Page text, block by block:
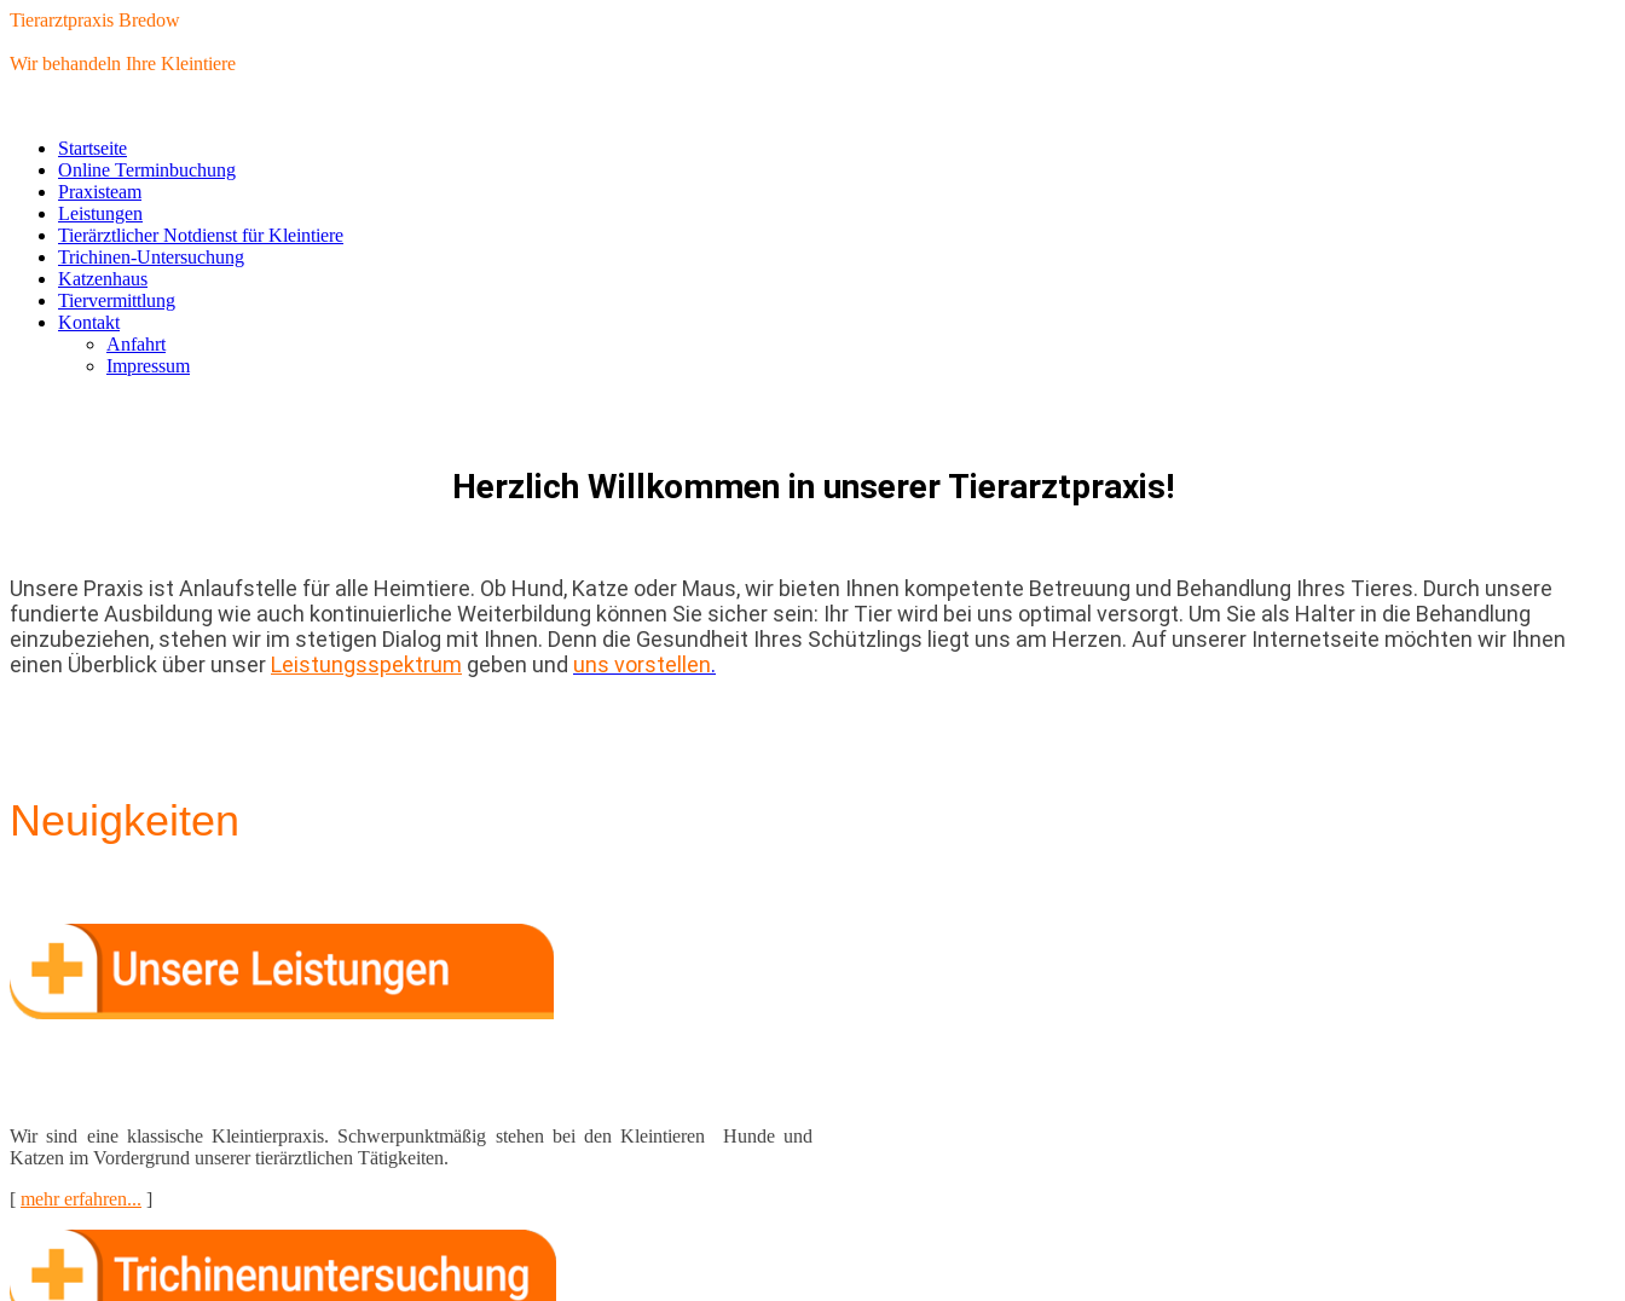
Tierarztpraxis Bredow
Wir behandeln Ihre Kleintiere
Startseite
Online Terminbuchung
Praxisteam
Leistungen
Tierärztlicher Notdienst für Kleintiere
Trichinen-Untersuchung
Katzenhaus
Tiervermittlung
Kontakt
Anfahrt
Impressum
Herzlich Willkommen in unserer Tierarztpraxis!
Unsere Praxis ist Anlaufstelle für alle Heimtiere. Ob Hund, Katze oder Maus, wir bieten Ihnen kompetente Betreuung und Behandlung Ihres Tieres. Durch unsere
fundierte Ausbildung wie auch kontinuierliche Weiterbildung können Sie sicher sein: Ihr Tier wird bei uns optimal versorgt. Um Sie als Halter in die Behandlung
einzubeziehen, stehen wir im stetigen Dialog mit Ihnen. Denn die Gesundheit Ihres Schützlings liegt uns am Herzen. Auf unserer Internetseite möchten wir Ihnen
einen Überblick über unser Leistungsspektrum geben und uns vorstellen.
Neuigkeiten
Wir sind eine klassische Kleintierpraxis. Schwerpunktmä­ßig stehen bei den Kleintieren Hunde und
Katzen im Vor­dergrund unserer tierärztlichen Tätigkeiten.
[ mehr erfahren... ]